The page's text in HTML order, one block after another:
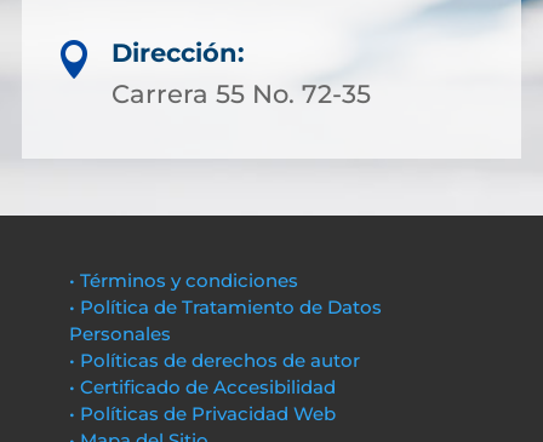

Dirección:
Carrera 55 No. 72-35
• Términos y condiciones
• Política de Tratamiento de Datos
Personales
• Políticas de derechos de autor
• Certificado de Accesibilidad
• Políticas de Privacidad Web